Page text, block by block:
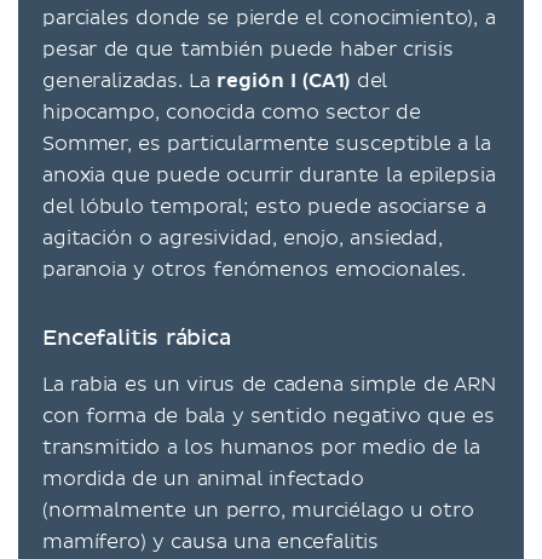
parciales donde se pierde el conocimiento), a
pesar de que también puede haber crisis
generalizadas. La región I (CA1) del
hipocampo, conocida como sector de
Sommer, es particularmente susceptible a la
anoxia que puede ocurrir durante la epilepsia
del lóbulo temporal; esto puede asociarse a
agitación o agresividad, enojo, ansiedad,
paranoia y otros fenómenos emocionales.
Encefalitis rábica
La rabia es un virus de cadena simple de ARN
con forma de bala y sentido negativo que es
transmitido a los humanos por medio de la
mordida de un animal infectado
(normalmente un perro, murciélago u otro
mamífero) y causa una encefalitis